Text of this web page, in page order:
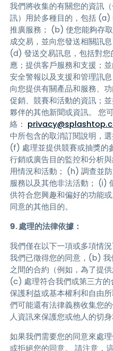
我們將收集的有關您的資訊
訊）用於多種目的，包括
推廣服務； (b) 使您能夠存
成交易，並向您發送相關訊
(d) 發送交易訊息，包括對
應；提供客戶服務和支援；
安全警報以及支援和管理訊
向您提供有關產品和服務、
促銷、競賽和活動的資訊；
夥伴的其他新聞或資訊。 您
絡：
中所包含的取消訂閱說明，
(f) 處理並提供競賽或抽獎的
行銷或廣告目的監控和分析
用情況和活動； (h) 調查並
服務以及其他非法活動； (i)
供符合您興趣和偏好的功能
同意的其他目的。
9. 處理的法律依據：
我們僅在以下一項或多項情
我們已徵得您的同意，(b)
之間的合約（例如，為了提
(c) 處理符合我們或第三方
保護利益或基本權利和自由
們可能還有法律義務收集您
人資訊來保護您或他人的切身
如果我們需要您的同意來處
或拒絕您的同意。 請注意，